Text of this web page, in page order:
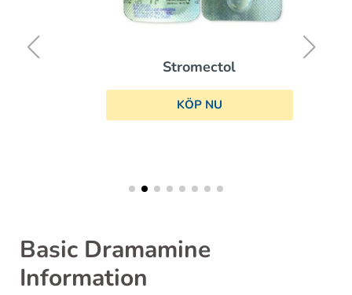
Stromectol
KÖP NU
Basic Dramamine
Information